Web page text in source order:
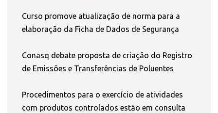
Curso promove atualização de norma para a
elaboração da Ficha de Dados de Segurança
Conasq debate proposta de criação do Registro
de Emissões e Transferências de Poluentes
Procedimentos para o exercício de atividades
com produtos controlados estão em consulta